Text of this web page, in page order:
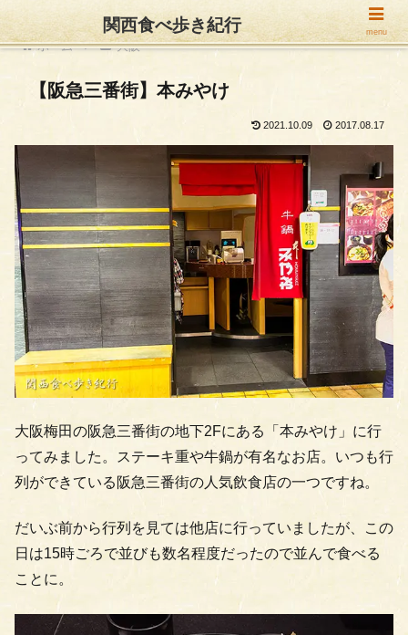
ホーム 大阪
【阪急三番街】本みやけ
2021.10.09 2017.08.17
大阪梅田の阪急三番街の地下2Fにある「本みやけ」に行
ってみました。ステーキ重や牛鍋が有名なお店。いつも行
列ができている阪急三番街の人気飲食店の一つですね。
だいぶ前から行列を見ては他店に行っていましたが、この
日は15時ごろで並びも数名程度だったので並んで食べる
ことに。
関西食べ歩き紀行 menu